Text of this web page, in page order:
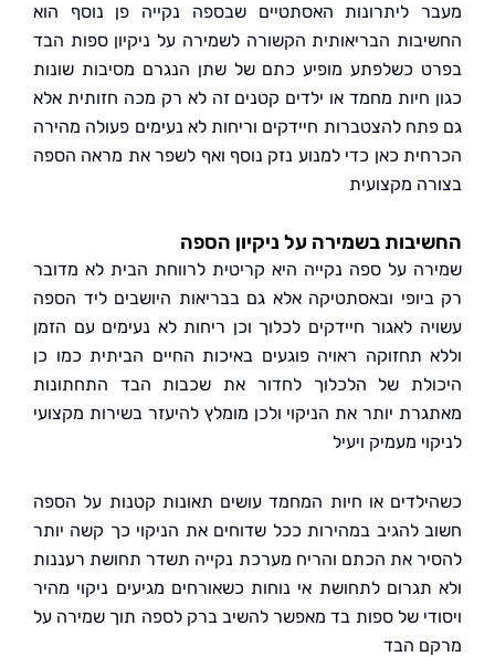
ליתרונות האסתטיים שבספה נקייה פן נוסף הוא
הבריאותית הקשורה לשמירה על ניקיון ספות הבד
כשלפתע מופיע כתם של שתן הנגרם מסיבות שונות
חיות מחמד או ילדים קטנים זה לא רק מכה חזותית אלא
להצטברות חיידקים וריחות לא נעימים פעולה מהירה
כאן כדי למנוע נזק נוסף ואף לשפר את מראה הספה
מקצועית
בשמירה על ניקיון הספה
על ספה נקייה היא קריטית לרווחת הבית לא מדובר
ובאסתטיקה אלא גם בבריאות היושבים ליד הספה
לאגור חיידקים לכלוך וכן ריחות לא נעימים עם הזמן
תחזוקה ראויה פוגעים באיכות החיים הביתית כמו כן
של הלכלוך לחדור את שכבות הבד התחתונות
יותר את הניקוי ולכן מומלץ להיעזר בשירות מקצועי
מעמיק ויעיל
או חיות המחמד עושים תאונות קטנות על הספה
להגיב במהירות ככל שדוחים את הניקוי כך קשה יותר
את הכתם והריח מערכת נקייה תשדר תחושת רעננות
לתחושת אי נוחות כשאורחים מגיעים ניקוי מהיר
של ספות בד מאפשר להשיב ברק לספה תוך שמירה על
הבד